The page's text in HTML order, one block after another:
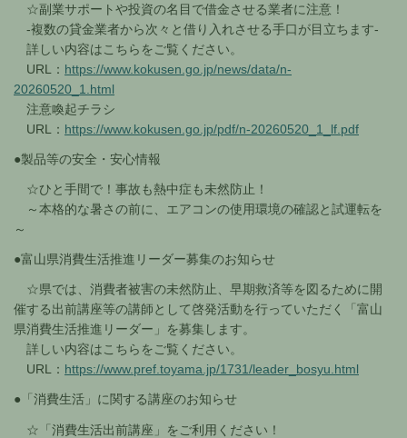
☆副業サポートや投資の名目で借金させる業者に注意！
-複数の貸金業者から次々と借り入れさせる手口が目立ちます-
詳しい内容はこちらをご覧ください。
URL： https://www.kokusen.go.jp/news/data/n-
20260520_1.html
注意喚起チラシ
URL： https://www.kokusen.go.jp/pdf/n-20260520_1_lf.pdf
●製品等の安全・安心情報
☆ひと手間で！事故も熱中症も未然防止！
～本格的な暑さの前に、エアコンの使用環境の確認と試運転を
～
●富山県消費生活推進リーダー募集のお知らせ
☆県では、消費者被害の未然防止、早期救済等を図るために開
催する出前講座等の講師として啓発活動を行っていただく「富山
県消費生活推進リーダー」を募集します。
詳しい内容はこちらをご覧ください。
URL： https://www.pref.toyama.jp/1731/leader_bosyu.html
●「消費生活」に関する講座のお知らせ
☆「消費生活出前講座」をご利用ください！